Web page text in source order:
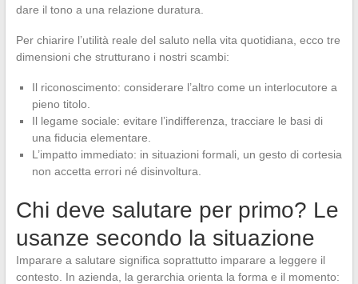
dare il tono a una relazione duratura.
Per chiarire l’utilità reale del saluto nella vita quotidiana, ecco tre
dimensioni che strutturano i nostri scambi:
Il riconoscimento: considerare l’altro come un interlocutore a
pieno titolo.
Il legame sociale: evitare l’indifferenza, tracciare le basi di
una fiducia elementare.
L’impatto immediato: in situazioni formali, un gesto di cortesia
non accetta errori né disinvoltura.
Chi deve salutare per primo? Le
usanze secondo la situazione
Imparare a salutare significa soprattutto imparare a leggere il
contesto. In azienda, la gerarchia orienta la forma e il momento: